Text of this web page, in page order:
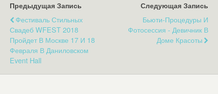
Предыдущая Запись
Фестиваль Стильных
Свадеб WFEST 2018
Пройдет В Москве 17 И 18
Февраля В Даниловском
Event Hall
Следующая Запись
Бьюти-Процедуры И
Фотосессия - Девичник В
Доме Красоты